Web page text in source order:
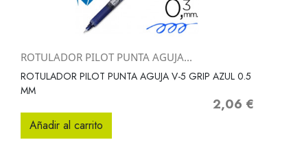
 Vista rápida
ROTULADOR PILOT PUNTA AGUJA...
ROTULADOR PILOT PUNTA AGUJA V-5 GRIP AZUL 0.5
MM
Precio
2,06 €
Añadir al carrito